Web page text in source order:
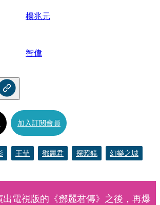
楊兆元
智偉
加入訂閱會員
王菲 鄧麗君 探照鏡 幻樂之城
電視版的《鄧麗君傳》之後，再爆